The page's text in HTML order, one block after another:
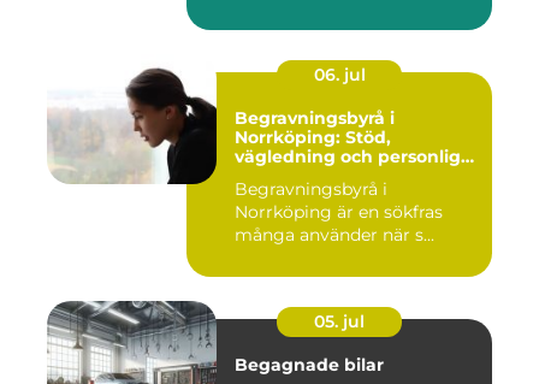
06. jul
Begravningsbyrå i
Norrköping: Stöd,
vägledning och personliga
Begravningsbyrå i
Norrköping är en sökfras
många använder när s...
05. jul
Begagnade bilar